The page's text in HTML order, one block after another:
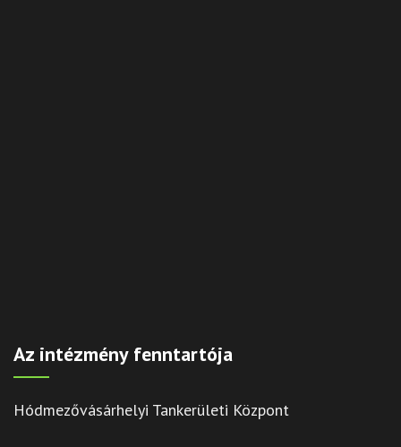
Az intézmény fenntartója
Hódmezővásárhelyi Tankerületi Központ